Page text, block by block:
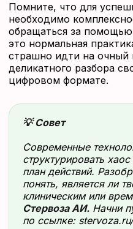
Помните, что для
необходимо
обращаться за
это нормальная
страшно идти на очный
деликатного разбора
цифровом формате.
💡 Совет
Современные
структурировать
план действий.
понять, является ли
клиническим или
Стервоза АИ. Начни
по ссылке: